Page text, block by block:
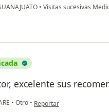
• Visitas sucesivas
excelente sus
• Otro • en opinión del usuario Perla
Reportar